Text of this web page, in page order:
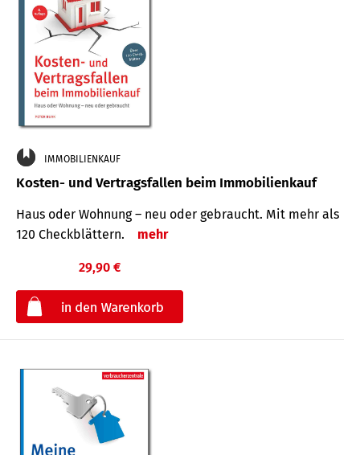
IMMOBILIENKAUF
Kosten- und Vertragsfallen beim Immobilienkauf
Haus oder Wohnung – neu oder gebraucht. Mit mehr als
120 Check­blättern.
mehr
29,90 €